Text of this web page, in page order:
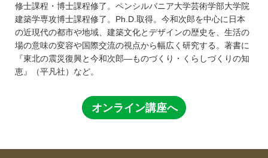
修士課程・博士課程修了。ペンシルバニア大学芸術学部大学院
建築学専攻博士課程修了。Ph.D.取得。今和次郎を中心に日本
の近現代の都市や地域、建築文化とデザインの歴史を、生活の
場の意味の変容や国際交流の視点から幅広く研究する。著書に
『東北の震災復興と今和次郎―ものづくり・くらしづくりの知
恵』（平凡社）など。
オンライン講座へ